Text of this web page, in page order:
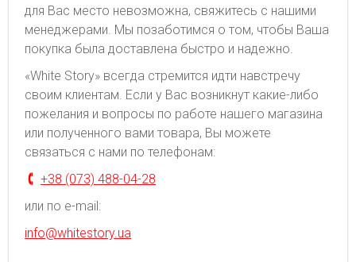
для Вас место невозможна, свяжитесь с нашими
менеджерами. Мы позаботимся о том, чтобы Ваша
покупка была доставлена быстро и надежно.
«White Story» всегда стремится идти навстречу
своим клиентам. Если у Вас возникнут какие-либо
пожелания и вопросы по работе нашего магазина
или полученного вами товара, Вы можете
связаться с нами по телефонам:
+38 (073) 488-04-28
или по e-mail:
info@whitestory.ua